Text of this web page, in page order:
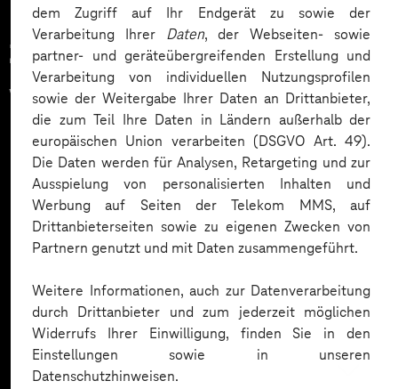
dem Zugriff auf Ihr Endgerät zu sowie der
Verarbeitung Ihrer Daten, der Webseiten- sowie
partner- und geräteübergreifenden Erstellung und
Verarbeitung von individuellen Nutzungsprofilen
sowie der Weitergabe Ihrer Daten an Drittanbieter,
die zum Teil Ihre Daten in Ländern außerhalb der
europäischen Union verarbeiten (DSGVO Art. 49).
Die Daten werden für Analysen, Retargeting und zur
Ausspielung von personalisierten Inhalten und
Werbung auf Seiten der Telekom MMS, auf
Drittanbieterseiten sowie zu eigenen Zwecken von
Partnern genutzt und mit Daten zusammengeführt.
Weitere Informationen, auch zur Datenverarbeitung
durch Drittanbieter und zum jederzeit möglichen
Widerrufs Ihrer Einwilligung, finden Sie in den
Einstellungen sowie in unseren
Datenschutzhinweisen.
Zahlreiche Unternehmen
vertrauen auf unsere
Expertise. Hier eine Auswahl: